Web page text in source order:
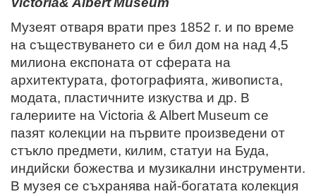
Музеят отваря врати през 1852 г. и по време
на съществуването си е бил дом на над 4,5
милиона експоната от сферата на
архитектурата, фотографията, живописта,
модата, пластичните изкуства и др. В
галериите на Victoria &Albert Museum се
пазят колекции на първите произведени от
стъкло предмети, килим, статуи на Буда,
индийски божества и музикални инструменти.
В музея се съхранява най-богатата колекция